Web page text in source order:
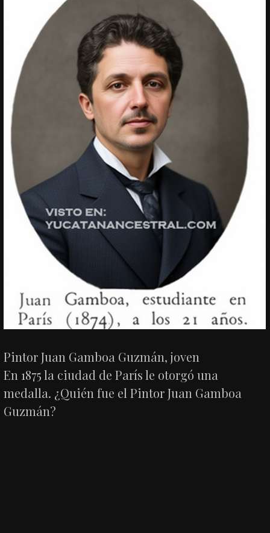
Pintor Juan Gamboa Guzmán, joven
En 1875 la ciudad de París le otorgó una
medalla. ¿Quién fue el Pintor Juan Gamboa
Guzmán?